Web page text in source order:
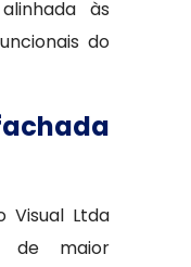
às
do
Visual Ltda
de maior